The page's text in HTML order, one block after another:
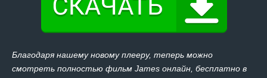
Благодаря нашему новому плееру, теперь можно
смотреть полностью фильм James онлайн, бесплатно в